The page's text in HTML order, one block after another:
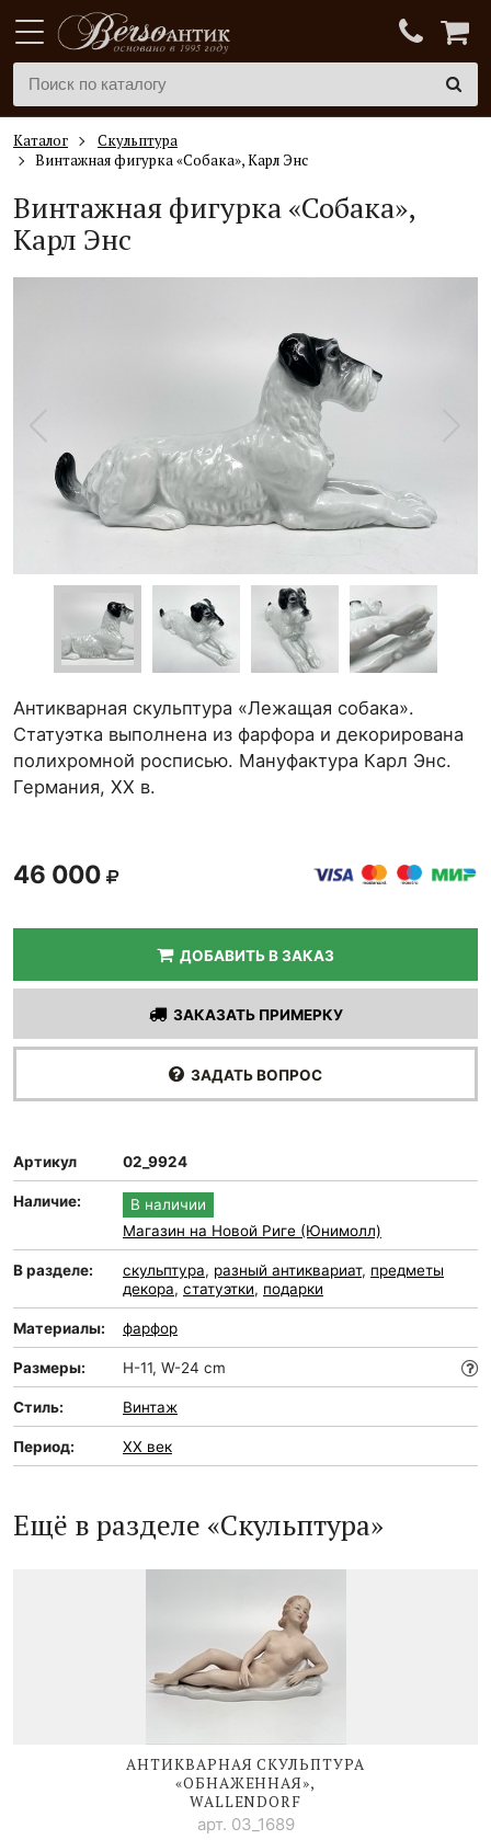
Каталог
Скульптура
Винтажная фигурка «Собака», Карл Энс
Винтажная фигурка «Собака»,
Карл Энс
Антикварная скульптура «Лежащая собака».
Статуэтка выполнена из фарфора и декорирована
полихромной росписью. Мануфактура Карл Энс.
Германия, ХХ в.
46 000
ДОБАВИТЬ В ЗАКАЗ
ЗАКАЗАТЬ ПРИМЕРКУ
ЗАДАТЬ ВОПРОС
Артикул 02_9924
Наличие:
В наличии
Магазин на Новой Риге (Юнимолл)
В разделе: скульптура, разный антиквариат, предметы
декора, статуэтки, подарки
Материалы: фарфор
Размеры: H-11, W-24 cm
Стиль: Винтаж
Период: XX век
Ещё в разделе «Скульптура»
АНТИКВАРНАЯ СКУЛЬПТУРА
«ОБНАЖЕННАЯ»,
WALLENDORF
арт. 03_1689